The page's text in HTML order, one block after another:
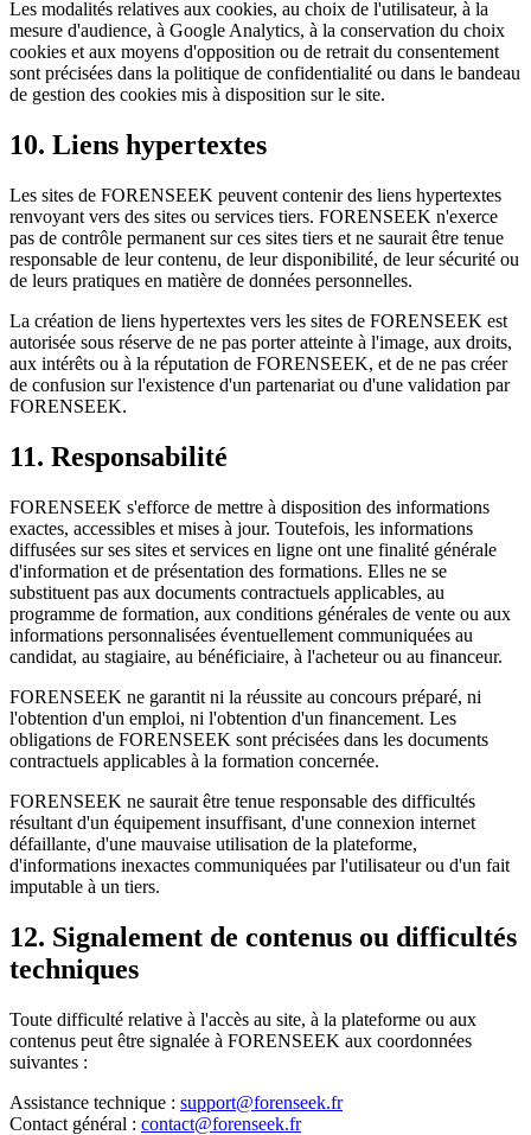
Les modalités relatives aux cookies, au choix de l'utilisateur, à la
mesure d'audience, à Google Analytics, à la conservation du choix
cookies et aux moyens d'opposition ou de retrait du consentement
sont précisées dans la politique de confidentialité ou dans le bandeau
de gestion des cookies mis à disposition sur le site.
10. Liens hypertextes
Les sites de FORENSEEK peuvent contenir des liens hypertextes
renvoyant vers des sites ou services tiers. FORENSEEK n'exerce
pas de contrôle permanent sur ces sites tiers et ne saurait être tenue
responsable de leur contenu, de leur disponibilité, de leur sécurité ou
de leurs pratiques en matière de données personnelles.
La création de liens hypertextes vers les sites de FORENSEEK est
autorisée sous réserve de ne pas porter atteinte à l'image, aux droits,
aux intérêts ou à la réputation de FORENSEEK, et de ne pas créer
de confusion sur l'existence d'un partenariat ou d'une validation par
FORENSEEK.
11. Responsabilité
FORENSEEK s'efforce de mettre à disposition des informations
exactes, accessibles et mises à jour. Toutefois, les informations
diffusées sur ses sites et services en ligne ont une finalité générale
d'information et de présentation des formations. Elles ne se
substituent pas aux documents contractuels applicables, au
programme de formation, aux conditions générales de vente ou aux
informations personnalisées éventuellement communiquées au
candidat, au stagiaire, au bénéficiaire, à l'acheteur ou au financeur.
FORENSEEK ne garantit ni la réussite au concours préparé, ni
l'obtention d'un emploi, ni l'obtention d'un financement. Les
obligations de FORENSEEK sont précisées dans les documents
contractuels applicables à la formation concernée.
FORENSEEK ne saurait être tenue responsable des difficultés
résultant d'un équipement insuffisant, d'une connexion internet
défaillante, d'une mauvaise utilisation de la plateforme,
d'informations inexactes communiquées par l'utilisateur ou d'un fait
imputable à un tiers.
12. Signalement de contenus ou difficultés
techniques
Toute difficulté relative à l'accès au site, à la plateforme ou aux
contenus peut être signalée à FORENSEEK aux coordonnées
suivantes :
Assistance technique : support@forenseek.fr
Contact général : contact@forenseek.fr